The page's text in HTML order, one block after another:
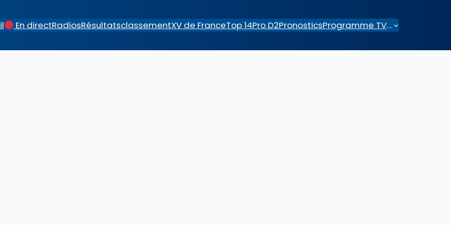
En directRadiosRésultatsclassementXV de FranceTop 14Pro D2PronosticsProgramme TV…